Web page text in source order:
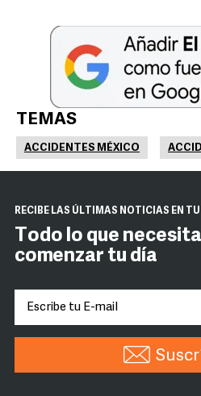
TEMAS
ACCIDENTES MÉXICO
RECIBE LAS ÚLTIMAS NOTICIAS EN
Todo lo que
comenzar tu día